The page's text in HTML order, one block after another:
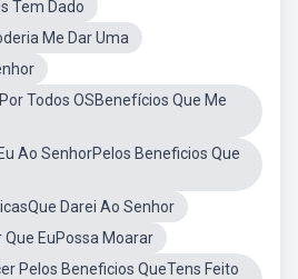
Tem Dado
Me Dar Uma
Todos OSBenefícios Que Me
Ao SenhorPelos Beneficios Que
Darei Ao Senhor
EuPossa Moarar
Pelos Beneficios QueTens Feito